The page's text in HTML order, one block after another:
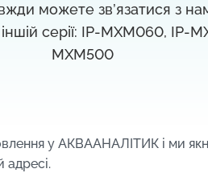
можете зв’язатися з
серії: IP-MXM060, IP-
MXM500
у АКВААНАЛІТИК і ми
адресі.